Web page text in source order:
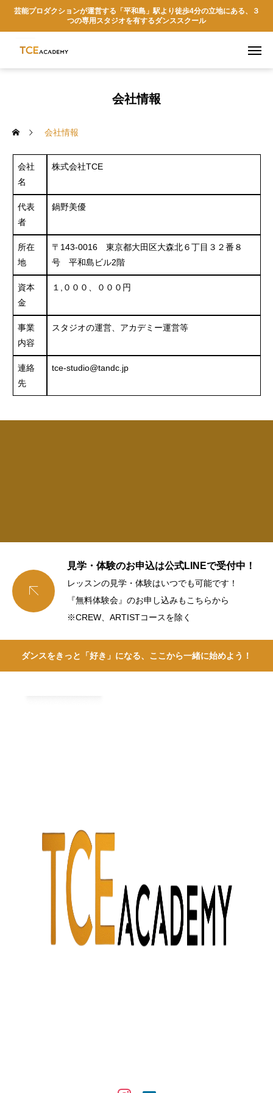
芸能プロダクションが運営する「平和島」駅より徒歩4分の立地にある、３
つの専用スタジオを有するダンススクール
会社情報
会社情報
会社
名
株式会社TCE
代表
者
鍋野美優
所在
地
〒143-0016 東京都大田区大森北６丁目３２番８
号 平和島ビル2階
資本
金
１,０００、０００円
事業
内容
スタジオの運営、アカデミー運営等
連絡
先
tce-studio@tandc.jp

見学・体験のお申込は公式LINEで受付中！
レッスンの見学・体験はいつでも可能です！
『無料体験会』のお申し込みもこちらから
※CREW、ARTISTコースを除く
ダンスをきっと「好き」になる、ここから一緒に始めよう！